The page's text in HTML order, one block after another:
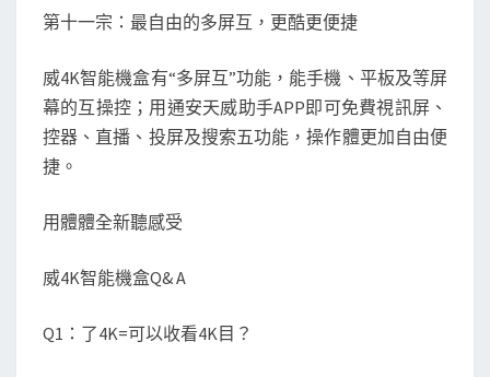
第十一宗：最自由的多屏互，更酷更便捷
威4K智能機盒有“多屏互”功能，能手機、平板及等屏
幕的互操控；用通安天威助手APP即可免費視訊屏、
控器、直播、投屏及搜索五功能，操作體更加自由便
捷。
用體體全新聽感受
威4K智能機盒Q& A
Q1：了4K=可以收看4K目？